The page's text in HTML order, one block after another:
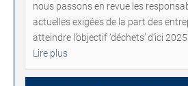
nous passons en revue les
actuelles exigées de la part des
atteindre l’objectif ‘déchets’ d’ici 2025.
Lire plus